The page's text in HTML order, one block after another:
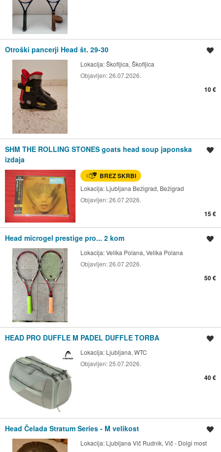
Otroški pancerji Head št. 29-30
Lokacija:Škofljica, Škofljica
Objavljen:26.07.2026.
10 €
SHM THE ROLLING STONES goats head soup japonska
izdaja
BREZ SKRBI
Lokacija: Ljubljana Bežigrad, Bežigrad
Objavljen:26.07.2026.
15 €
Head microgel prestige pro... 2 kom
Lokacija:Velika Polana, Velika Polana
Objavljen:26.07.2026.
50 €
HEAD PRO DUFFLE M PADEL DUFFLE TORBA
Lokacija: Ljubljana, WTC
Objavljen:25.07.2026.
40 €
Head Čelada Stratum Series - M velikost
Lokacija: Ljubljana Vič Rudnik, Vič - Dolgi most